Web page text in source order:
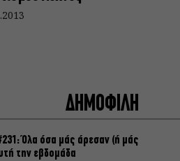
ΔΗΜΟΦΙΛΗ
Όλα όσα μάς άρεσαν (ή μάς
την εβδομάδα